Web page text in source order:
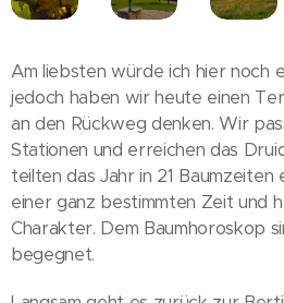
Am liebsten würde ich hier noch
jedoch haben wir heute einen
an den Rückweg denken. Wir
Stationen und erreichen das
teilten das Jahr in 21 Baumzeiten
einer ganz bestimmten Zeit und
Charakter. Dem Baumhoroskop
begegnet.